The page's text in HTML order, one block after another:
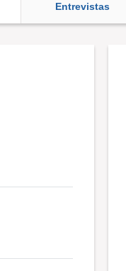
Entrevistas